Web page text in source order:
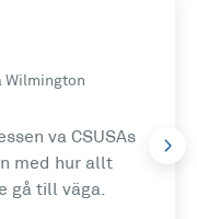
Wilmington
va CSUSAs
med hur allt
gå till väga.